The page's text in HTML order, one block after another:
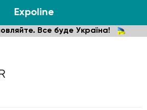
Все буде Україна!
Expoline